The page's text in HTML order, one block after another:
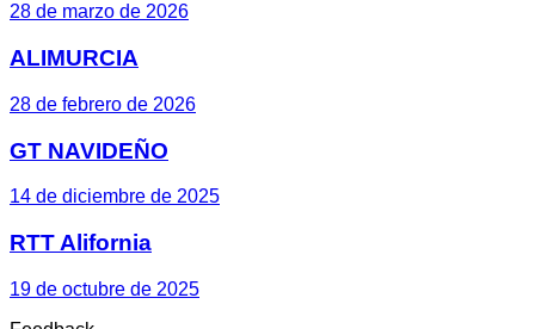
28 de marzo de 2026
ALIMURCIA
28 de febrero de 2026
GT NAVIDEÑO
14 de diciembre de 2025
RTT Alifornia
19 de octubre de 2025